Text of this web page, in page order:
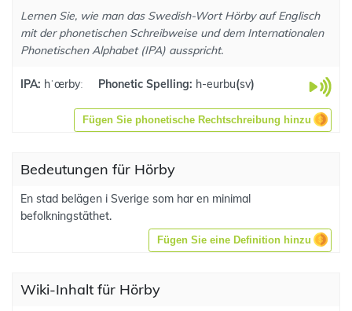
Lernen Sie, wie man das Swedish-Wort Hörby auf Englisch
mit der phonetischen Schreibweise und dem Internationalen
Phonetischen Alphabet (IPA) ausspricht.
IPA: hˈœrbyː Phonetic Spelling: h-eurbu(sv)
Fügen Sie phonetische Rechtschreibung hinzu
Bedeutungen für Hörby
En stad belägen i Sverige som har en minimal
befolkningstäthet.
Fügen Sie eine Definition hinzu
Wiki-Inhalt für Hörby